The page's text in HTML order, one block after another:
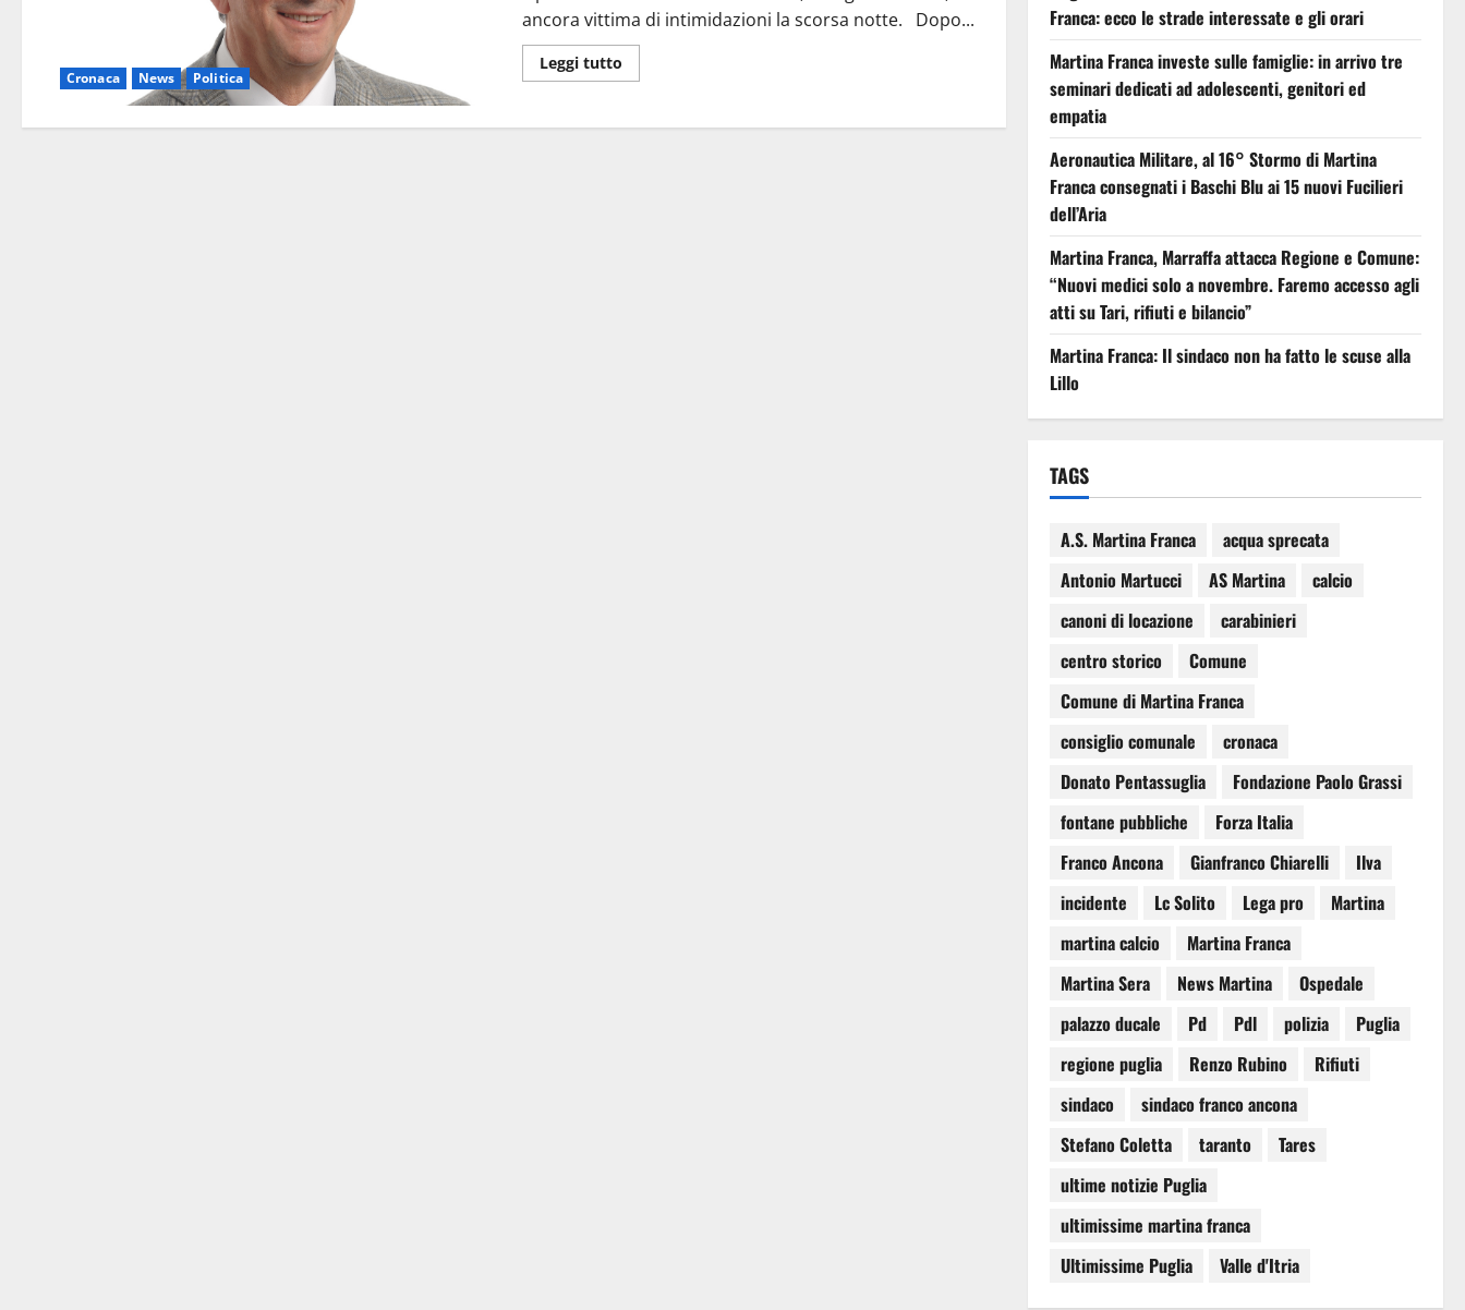
Cronaca News Politica
ancora vittima di intimidazioni la scorsa notte. Dopo...
Leggi tutto
Franca: ecco le strade interessate e gli orari
Martina Franca investe sulle famiglie: in arrivo tre
seminari dedicati ad adolescenti, genitori ed
empatia
Aeronautica Militare, al 16° Stormo di Martina
Franca consegnati i Baschi Blu ai 15 nuovi Fucilieri
dell’Aria
Martina Franca, Marraffa attacca Regione e Comune:
“Nuovi medici solo a novembre. Faremo accesso agli
atti su Tari, rifiuti e bilancio”
Martina Franca: Il sindaco non ha fatto le scuse alla
Lillo
TAGS
A.S. Martina Franca
acqua sprecata
Antonio Martucci
AS Martina
calcio
canoni di locazione
carabinieri
centro storico
Comune
Comune di Martina Franca
consiglio comunale
cronaca
Donato Pentassuglia
Fondazione Paolo Grassi
fontane pubbliche
Forza Italia
Franco Ancona
Gianfranco Chiarelli
Ilva
incidente
Lc Solito Lega pro
Martina
martina calcio
Martina Franca
Martina Sera
News Martina
Ospedale
palazzo ducale
Pd Pdl polizia
Puglia
regione puglia
Renzo Rubino
Rifiuti
sindaco
sindaco franco ancona
Stefano Coletta
taranto
Tares
ultime notizie Puglia
ultimissime martina franca
Ultimissime Puglia
Valle d'Itria